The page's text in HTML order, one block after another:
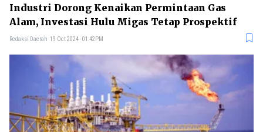
Industri Dorong Kenaikan Permintaan Gas
Alam, Investasi Hulu Migas Tetap Prospektif
Redaksi Daerah 19 Oct 2024 - 01:42PM